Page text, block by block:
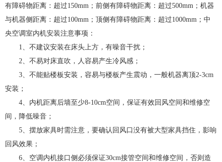
有障碍物距离：超过150mm；前侧有障碍物距离：超过500mm；机器
与机器侧距离：超过100mm；顶侧有障碍物距离：超过1000mm；中
央空调室内机安装注意事项：
1、不建议安装在床头上方，有噪音干扰；
2、不易对床直吹，人容易产生冷风感；
3、不能贴楼板安装，容易与楼板产生震动，一般机器离顶2-3cm
安装；
4、内机距离后墙至少8-10cm空间，保证有效回风空间和维修空
间，降低噪音；
5、摆放家具时需注意，要确认回风口没有被大型家具挡住，影响
回风效果；
6、空调内机接口侧必须保证30cm接管空间和维修空间，否则造